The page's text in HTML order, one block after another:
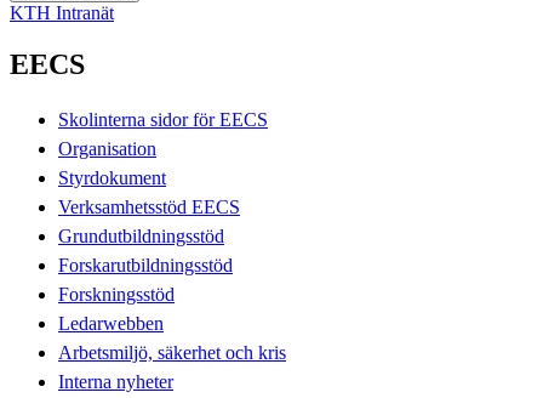
KTH Intranät
EECS
Skolinterna sidor för EECS
Organisation
Styrdokument
Verksamhetsstöd EECS
Grundutbildningsstöd
Forskarutbildningsstöd
Forskningsstöd
Ledarwebben
Arbetsmiljö, säkerhet och kris
Interna nyheter